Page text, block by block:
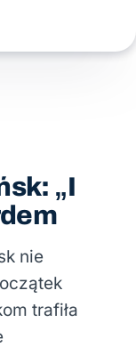
„I
nie
trafiła